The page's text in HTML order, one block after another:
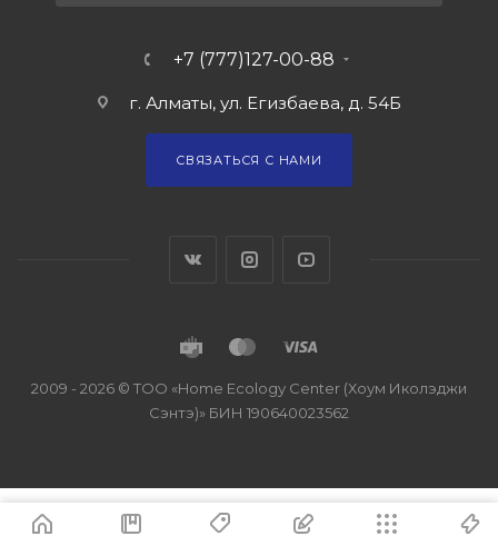
+7 (777)127-00-88
г. Алматы, ул. Егизбаева, д. 54Б
СВЯЗАТЬСЯ С НАМИ
2009 - 2026 © ТОО «Home Ecology Center (Хоум Иколэджи
Сэнтэ)» БИН 190640023562